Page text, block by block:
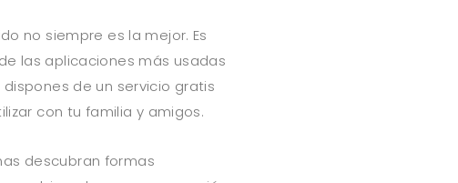
no siempre es la mejor. Es
las aplicaciones más usadas
de un servicio gratis
con tu familia y amigos.
descubran formas